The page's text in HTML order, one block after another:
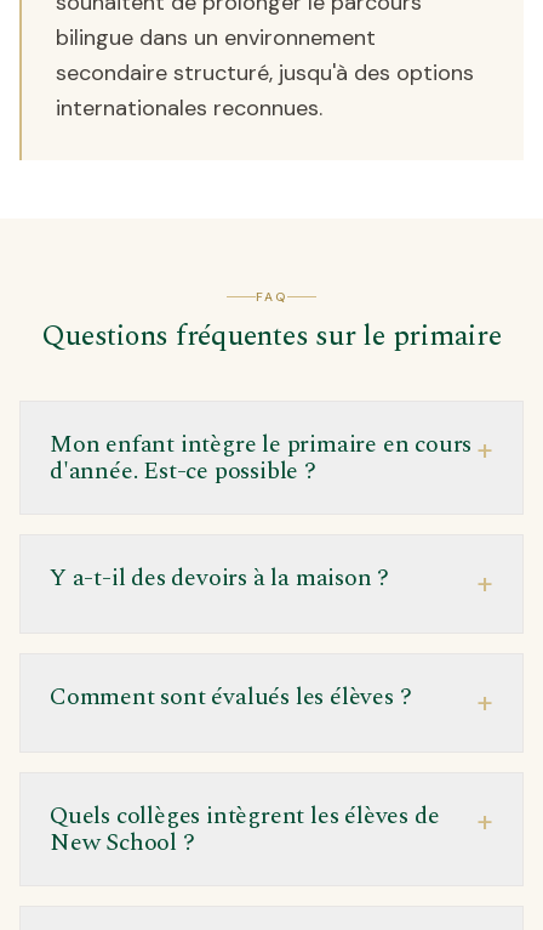
bilingue dans un environnement
secondaire structuré, jusqu'à des options
internationales reconnues.
FAQ
Questions fréquentes sur le primaire
Mon enfant intègre le primaire en cours
d'année. Est-ce possible ?
+
Y a-t-il des devoirs à la maison ? +
Comment sont évalués les élèves ? +
Quels collèges intègrent les élèves de
New School ?
+